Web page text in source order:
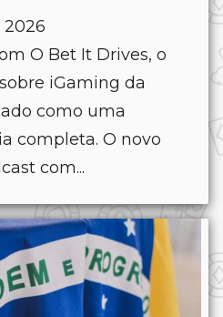
2026
O Bet It Drives, o
iGaming da
como uma
completa. O novo
com...